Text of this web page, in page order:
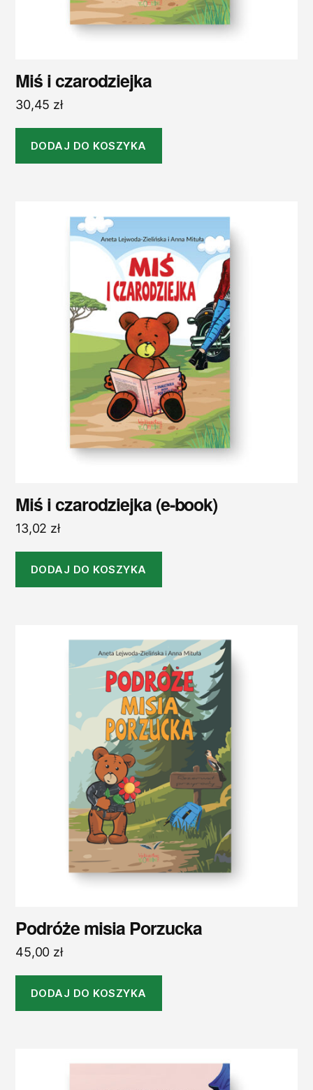
Miś i czarodziejka
30,45 zł
DODAJ DO KOSZYKA
Miś i czarodziejka (e-book)
13,02 zł
DODAJ DO KOSZYKA
Podróże misia Porzucka
45,00 zł
DODAJ DO KOSZYKA